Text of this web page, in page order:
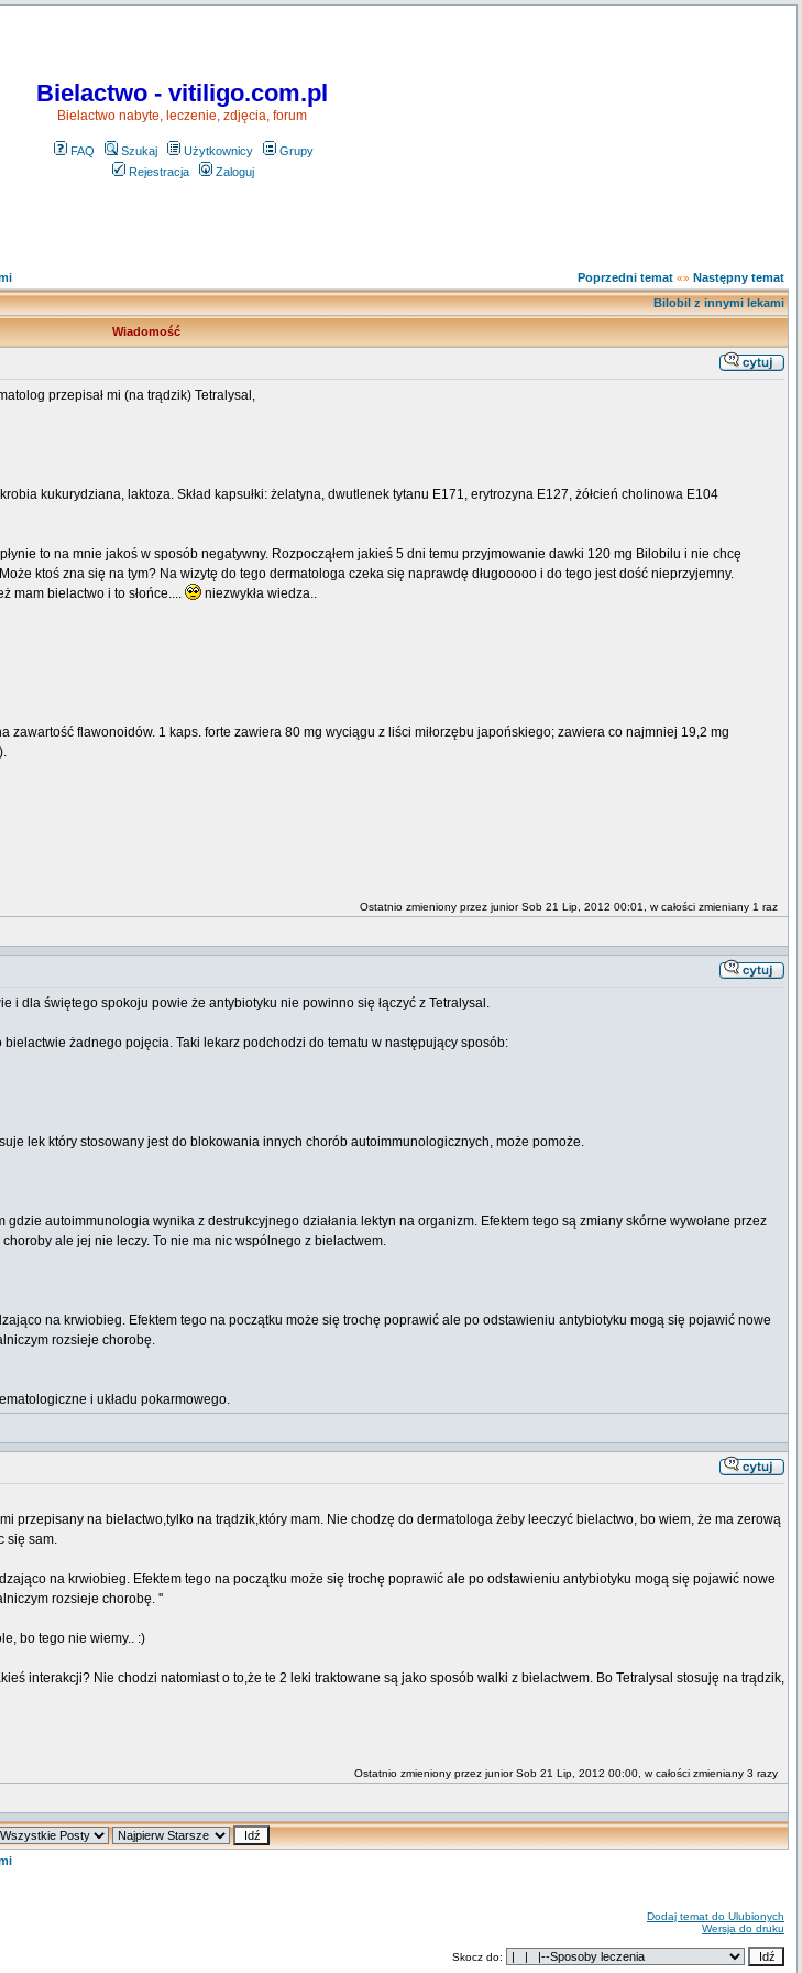
Bielactwo - vitiligo.com.pl
Bielactwo nabyte, leczenie, zdjęcia, forum
FAQ Szukaj Użytkownicy
Grupy
Rejestracja
Zaloguj
Poprzedni temat «» Następny temat
Bilobil z innymi lekami
Wiadomość
przepisał mi (na trądzik) Tetralysal,
kukurydziana, laktoza. Skład kapsułki: żelatyna, dwutlenek tytanu E171, erytrozyna E127, żółcień cholinowa E104
to na mnie jakoś w sposób negatywny. Rozpocząłem jakieś 5 dni temu przyjmowanie dawki 120 mg Bilobilu i nie chcę
ktoś zna się na tym? Na wizytę do tego dermatologa czeka się naprawdę długooooo i do tego jest dość nieprzyjemny.
mam bielactwo i to słońce....
niezwykła wiedza..
flawonoidów. 1 kaps. forte zawiera 80 mg wyciągu z liści miłorzębu japońskiego; zawiera co najmniej 19,2 mg
Ostatnio zmieniony przez junior Sob 21 Lip, 2012 00:01, w całości zmieniany 1 raz
dla świętego spokoju powie że antybiotyku nie powinno się łączyć z Tetralysal.
żadnego pojęcia. Taki lekarz podchodzi do tematu w następujący sposób:
lek który stosowany jest do blokowania innych chorób autoimmunologicznych, może pomoże.
autoimmunologia wynika z destrukcyjnego działania lektyn na organizm. Efektem tego są zmiany skórne wywołane przez
ale jej nie leczy. To nie ma nic wspólnego z bielactwem.
na krwiobieg. Efektem tego na początku może się trochę poprawić ale po odstawieniu antybiotyku mogą się pojawić nowe
rozsieje chorobę.
i układu pokarmowego.
przepisany na bielactwo,tylko na trądzik,który mam. Nie chodzę do dermatologa żeby leeczyć bielactwo, bo wiem, że ma zerową
się sam.
na krwiobieg. Efektem tego na początku może się trochę poprawić ale po odstawieniu antybiotyku mogą się pojawić nowe
rozsieje chorobę. ''
bo tego nie wiemy.. :)
interakcji? Nie chodzi natomiast o to,że te 2 leki traktowane są jako sposób walki z bielactwem. Bo Tetralysal stosuję na trądzik,
Ostatnio zmieniony przez junior Sob 21 Lip, 2012 00:00, w całości zmieniany 3 razy
Dodaj temat do Ulubionych
Wersja do druku
Skocz do: